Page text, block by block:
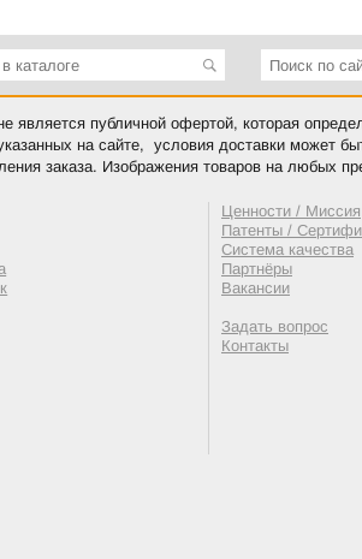
является публичной офертой, которая
на сайте, условия доставки может
заказа. Изображения товаров на любых
Ценности / Миссия
Патенты /
Система качества
Партнёры
Вакансии
Задать вопрос
Контакты